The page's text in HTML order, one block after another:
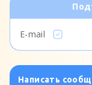
E-mail
Написать